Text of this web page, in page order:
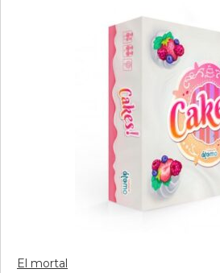
El mortal